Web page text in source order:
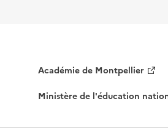
Académie de Montpellier
Ministère de l'éducation